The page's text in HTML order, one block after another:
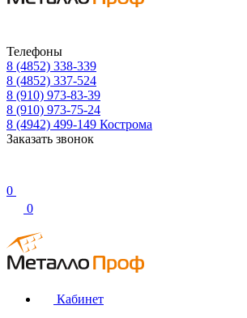
Телефоны
8 (4852) 338-339
8 (4852) 337-524
8 (910) 973-83-39
8 (910) 973-75-24
8 (4942) 499-149 Кострома
Заказать звонок
0
0
Кабинет